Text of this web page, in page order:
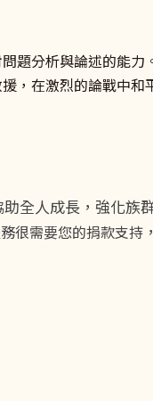
題分析與論述的能力
，在激烈的論戰中和
全人成長，強化族
很需要您的捐款支持